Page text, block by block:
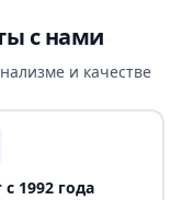
с нами
и качестве
1992 года